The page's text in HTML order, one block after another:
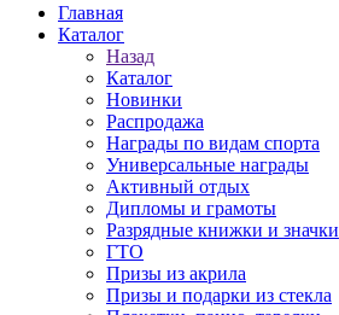
Главная
Каталог
Назад
Каталог
Новинки
Распродажа
Награды по видам спорта
Универсальные награды
Активный отдых
Дипломы и грамоты
Разрядные книжки и значки
ГТО
Призы из акрила
Призы и подарки из стекла